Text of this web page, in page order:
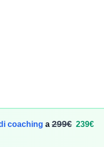
coaching a 299€ 239€